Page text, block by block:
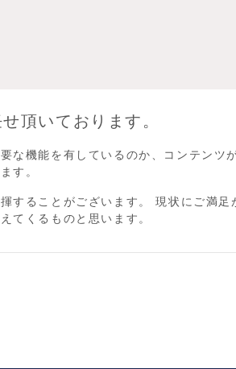
頂いております。
な機能を有しているのか、コンテンツ
す。
することがございます。 現状にご満足
てくるものと思います。